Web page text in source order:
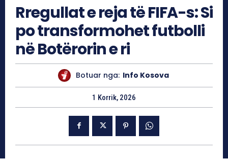
Rregullat e reja të FIFA-s: Si
po transformohet futbolli
në Botërorin e ri
Botuar nga: Info Kosova
1 Korrik, 2026